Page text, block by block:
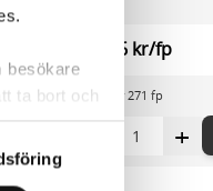
besökare
ta bort och
utan
121,96 kr/fp
I lager 271 fp
+